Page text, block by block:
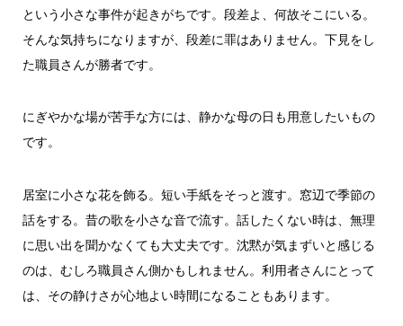
という小さな事件が起きがちです。段差よ、何故そこにいる。
そんな気持ちになりますが、段差に罪はありません。下見をし
た職員さんが勝者です。
にぎやかな場が苦手な方には、静かな母の日も用意したいもの
です。
居室に小さな花を飾る。短い手紙をそっと渡す。窓辺で季節の
話をする。昔の歌を小さな音で流す。話したくない時は、無理
に思い出を聞かなくても大丈夫です。沈黙が気まずいと感じる
のは、むしろ職員さん側かもしれません。利用者さんにとって
は、その静けさが心地よい時間になることもあります。